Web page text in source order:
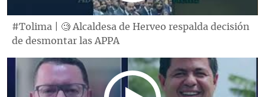
#Tolima | 🧐 Alcaldesa de Herveo respalda decisión
de desmontar las APPA